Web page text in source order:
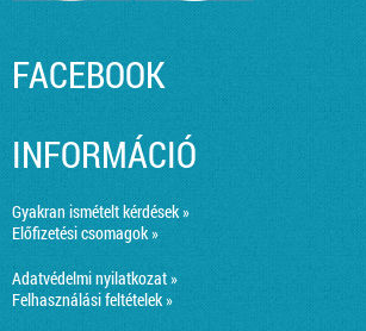
FACEBOOK
INFORMÁCIÓ
Gyakran ismételt kérdések »
Előfizetési csomagok »
Adatvédelmi nyilatkozat »
Felhasználási feltételek »